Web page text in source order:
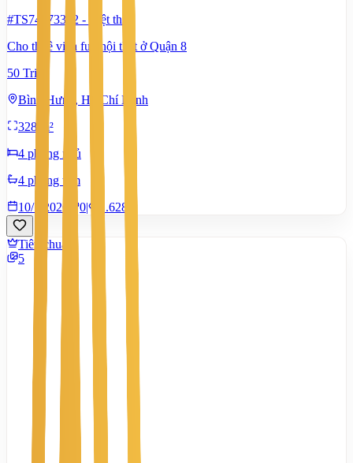
#TS74273362 - Biệt thự
Cho thuê villa full nội thất ở Quận 8
50 Triệu
Bình Hưng, Hồ Chí Minh
328 m²
4 phòng ngủ
4 phòng tắm
10/7/2026
0| 1.628
Tiêu chuẩn
5